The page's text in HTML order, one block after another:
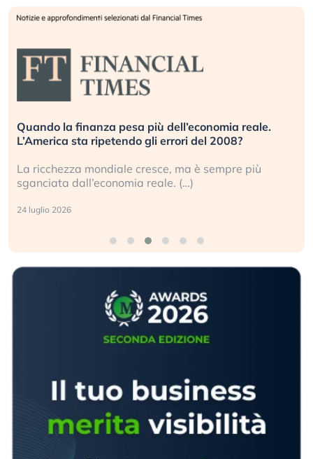
Quando la finanza pesa più dell’economia reale.
L’America sta ripetendo gli errori del 2008?
La ricchezza mondiale cresce, ma è sempre più
sganciata dall’economia reale. (…)
24 luglio 2026